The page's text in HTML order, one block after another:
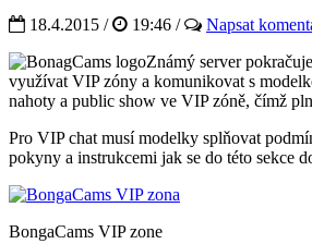
18.4.2015 / 19:46 / Napsat
Známý server
využívat VIP zóny a komunikovat s
nahoty a public show ve VIP zóně, čímž
Pro VIP chat musí modelky splňovat
pokyny a instrukcemi jak se do této sekce
BongaCams VIP zone